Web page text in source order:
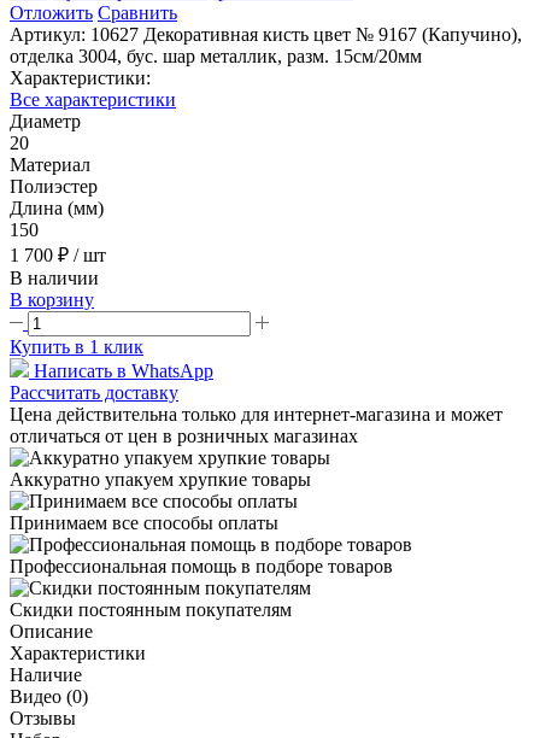
Отложить Сравнить
Артикул: 10627 Декоративная кисть цвет № 9167 (Капучино),
отделка 3004, бус. шар металлик, разм. 15см/20мм
Характеристики:
Все характеристики
Диаметр
20
Материал
Полиэстер
Длина (мм)
150
1 700 ₽ / шт
В наличии
В корзину
Купить в 1 клик
Написать в WhatsApp
Рассчитать доставку
Цена действительна только для интернет-магазина и может
отличаться от цен в розничных магазинах
Аккуратно упакуем хрупкие товары
Принимаем все способы оплаты
Профессиональная помощь в подборе товаров
Скидки постоянным покупателям
Описание
Характеристики
Наличие
Видео (0)
Отзывы